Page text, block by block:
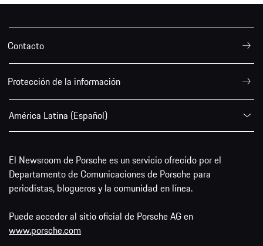
Contacto
Protección de la información
América Latina (Español)
El Newsroom de Porsche es un servicio ofrecido por el
Departamento de Comunicaciones de Porsche para
periodistas, blogueros y la comunidad en línea.
Puede acceder al sitio oficial de Porsche AG en
www.porsche.com